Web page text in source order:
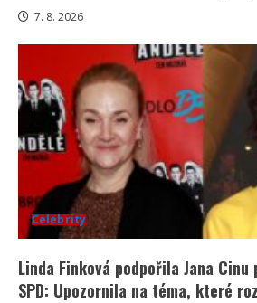
7. 8. 2026
Celebrity
Linda Finková podpořila Jana
SPD: Upozornila na téma, které